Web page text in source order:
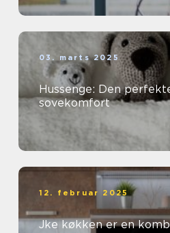
03. marts 2025
Hussenge: Den
sovekomfort
12. februar 2025
Jke køkken er en